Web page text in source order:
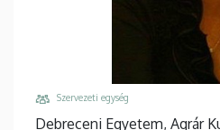
Szervezeti egység
Debreceni Egyetem, Agrár